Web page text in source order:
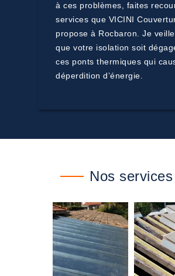
à ces problèmes, faites
services que VICINI
propose à Rocbaron. Je
que votre isolation soit
ces ponts thermiques qui
déperdition d’énergie.
Nos services